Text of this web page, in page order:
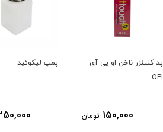
پد کلینزر ناخن او پی آی
OPI
150,000 تومان
پمپ لیکوئید